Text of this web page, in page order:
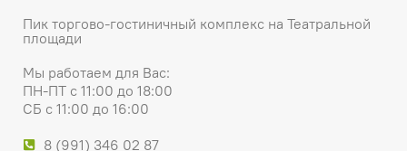
Пик торгово-гостиничный комплекс на Театральной
площади
Мы работаем для Вас:
ПН-ПТ с 11:00 до 18:00
СБ с 11:00 до 16:00
8 (991) 346 02 87